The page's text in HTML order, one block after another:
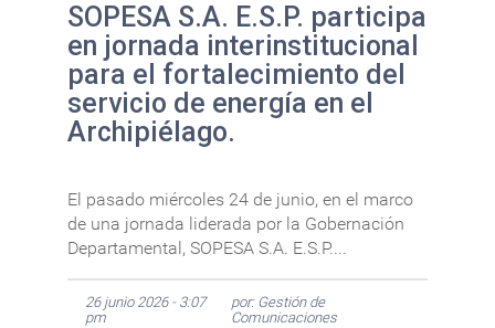
SOPESA S.A. E.S.P. participa
en jornada interinstitucional
para el fortalecimiento del
servicio de energía en el
Archipiélago.
El pasado miércoles 24 de junio, en el marco
de una jornada liderada por la Gobernación
Departamental, SOPESA S.A. E.S.P....
26 junio 2026 - 3:07
pm
por: Gestión de
Comunicaciones